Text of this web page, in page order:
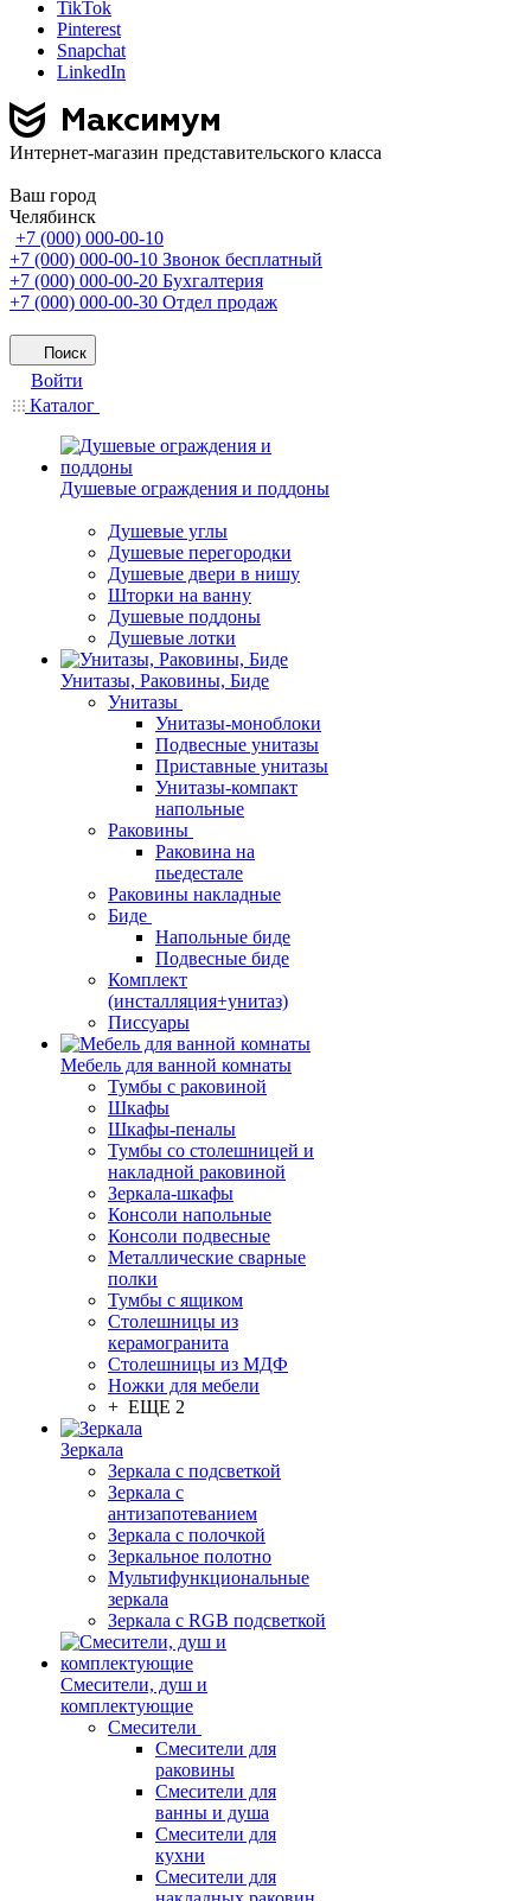
TikTok
Pinterest
Snapchat
LinkedIn
Интернет-магазин представительского класса
Ваш город
Челябинск
+7 (000) 000-00-10
+7 (000) 000-00-10 Звонок бесплатный
+7 (000) 000-00-20 Бухгалтерия
+7 (000) 000-00-30 Отдел продаж
Поиск
Войти
Каталог
Душевые ограждения и поддоны
Душевые углы
Душевые перегородки
Душевые двери в нишу
Шторки на ванну
Душевые поддоны
Душевые лотки
Унитазы, Раковины, Биде
Унитазы
Унитазы-моноблоки
Подвесные унитазы
Приставные унитазы
Унитазы-компакт
напольные
Раковины
Раковина на
пьедестале
Раковины накладные
Биде
Напольные биде
Подвесные биде
Комплект
(инсталляция+унитаз)
Писсуары
Мебель для ванной комнаты
Тумбы с раковиной
Шкафы
Шкафы-пеналы
Тумбы со столешницей и
накладной раковиной
Зеркала-шкафы
Консоли напольные
Консоли подвесные
Металлические сварные
полки
Тумбы с ящиком
Столешницы из
керамогранита
Столешницы из МДФ
Ножки для мебели
+ ЕЩЕ 2
Зеркала
Зеркала с подсветкой
Зеркала с
антизапотеванием
Зеркала с полочкой
Зеркальное полотно
Мультифункциональные
зеркала
Зеркала c RGB подсветкой
Смесители, душ и
комплектующие
Смесители
Смесители для
раковины
Смесители для
ванны и душа
Смесители для
кухни
Смесители для